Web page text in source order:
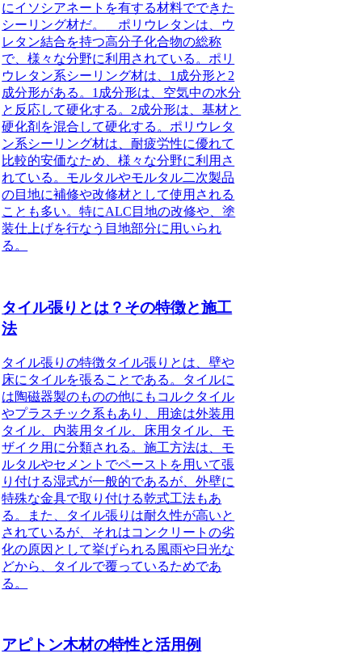
にイソシアネートを有する材料でできた
シーリング材だ。
ポリウレタンは、ウ
レタン結合を持つ高分子化合物の総称
で、様々な分野に利用されている。ポリ
ウレタン系シーリング材は、1成分形と2
成分形がある。1成分形は、空気中の水分
と反応して硬化する。2成分形は、基材と
硬化剤を混合して硬化する。ポリウレタ
ン系シーリング材は、耐疲労性に優れて
比較的安価なため、様々な分野に利用さ
れている。モルタルやモルタル二次製品
の目地に補修や改修材として使用される
ことも多い。特にALC目地の改修や、塗
装仕上げを行なう目地部分に用いられ
る。
タイル張りとは？その特徴と施工
法
タイル張りの特徴タイル張りとは、壁や
床にタイルを張ることである。タイルに
は陶磁器製のものの他にもコルクタイル
やプラスチック系もあり、用途は外装用
タイル、内装用タイル、床用タイル、モ
ザイク用に分類される。施工方法は、モ
ルタルやセメントでペーストを用いて張
り付ける湿式が一般的であるが、外壁に
特殊な金具で取り付ける乾式工法もあ
る。また、
タイル張りは耐久性が高いと
されているが、それはコンクリートの劣
化の原因として挙げられる風雨や日光な
どから、タイルで覆っているためであ
る。
アピトン木材の特性と活用例